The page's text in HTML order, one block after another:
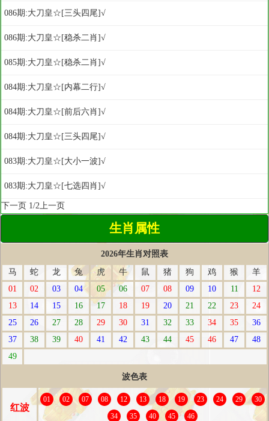
086期:大刀皇☆[三头四尾]√
086期:大刀皇☆[稳杀二肖]√
085期:大刀皇☆[稳杀二肖]√
084期:大刀皇☆[内幕二行]√
084期:大刀皇☆[前后六肖]√
084期:大刀皇☆[三头四尾]√
083期:大刀皇☆[大小一波]√
083期:大刀皇☆[七选四肖]√
下一页 1/2 上一页
生肖属性
2026年生肖对照表
马
蛇 龙 兔 虎 牛 鼠 猪 狗 鸡 猴
羊
01
02 03 04 05 06 07 08 09 10 11
12
13
14 15 16 17 18 19 20 21 22 23
24
25
26 27 28 29 30 31 32 33 34 35
36
37
38 39 40 41 42 43 44 45 46 47
48
49
波色表
红波
01 02 07 08 12 13 18 19 23 24 29
30
34
35 40 45 46